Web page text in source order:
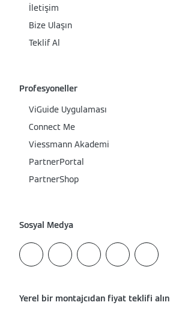
İletişim
Bize Ulaşın
Teklif Al
Profesyoneller
ViGuide Uygulaması
Connect Me
Viessmann Akademi
PartnerPortal
PartnerShop
Sosyal Medya
Yerel bir montajcıdan fiyat teklifi alın